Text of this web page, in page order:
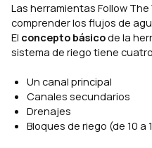
Las herramientas Follow
comprender los flujos de
El concepto básicode la
sistema de riego tiene
Un canal principal
Canales secundarios
Drenajes
Bloques de riego (de 10 a